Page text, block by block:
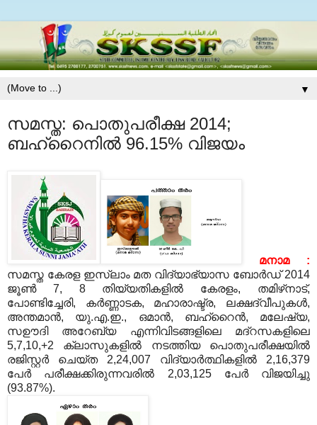
▼
സമസ്ത: പൊതുപരീക്ഷ 2014;
ബഹ്‌റൈനില്‍ 96.15% വിജയം
മനാമ :
സമസ്ത കേരള ഇസ്‌ലാം മത വിദ്യാഭ്യാസ ബോര്‍ഡ് 2014
ജൂണ്‍ 7, 8 തിയ്യതികളില്‍ കേരളം, തമിഴ്‌നാട്,
പോണ്ടിച്ചേരി, കര്‍ണ്ണാടക, മഹാരാഷ്ട്ര, ലക്ഷദ്വീപുകള്‍,
അന്തമാന്‍, യു.എ.ഇ., ഒമാന്‍, ബഹ്‌റൈന്‍, മലേഷ്യ,
സഊദി അറേബ്യ എന്നിവിടങ്ങളിലെ മദ്‌റസകളിലെ
5,7,10,+2 ക്ലാസുകളില്‍ നടത്തിയ പൊതുപരീക്ഷയില്‍
രജിസ്റ്റര്‍ ചെയ്ത 2,24,007 വിദ്യാര്‍ത്ഥികളില്‍ 2,16,379
പേര്‍ പരീക്ഷക്കിരുന്നവരില്‍ 2,03,125 പേര്‍ വിജയിച്ചു
(93.87%).